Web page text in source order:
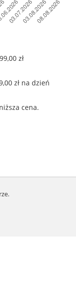
zł
zł na dzień
cena.